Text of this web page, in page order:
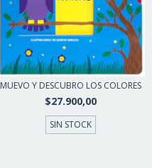
MUEVO Y DESCUBRO LOS COLORES
$27.900,00
SIN STOCK